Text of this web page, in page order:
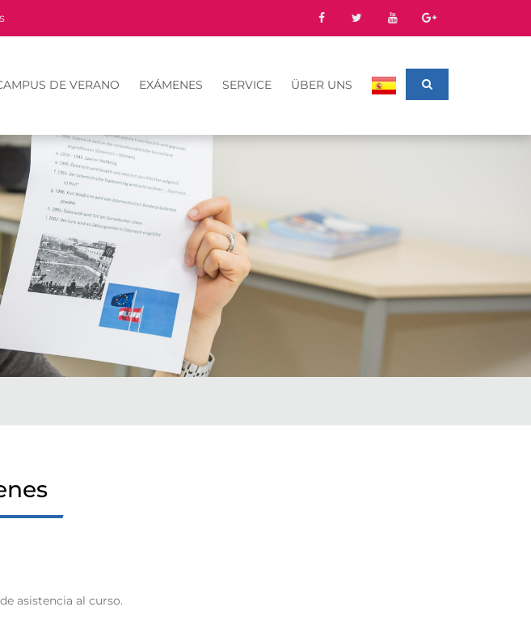
DE VERANO EXÁMENES SERVICE ÜBER UNS
asistencia al curso.